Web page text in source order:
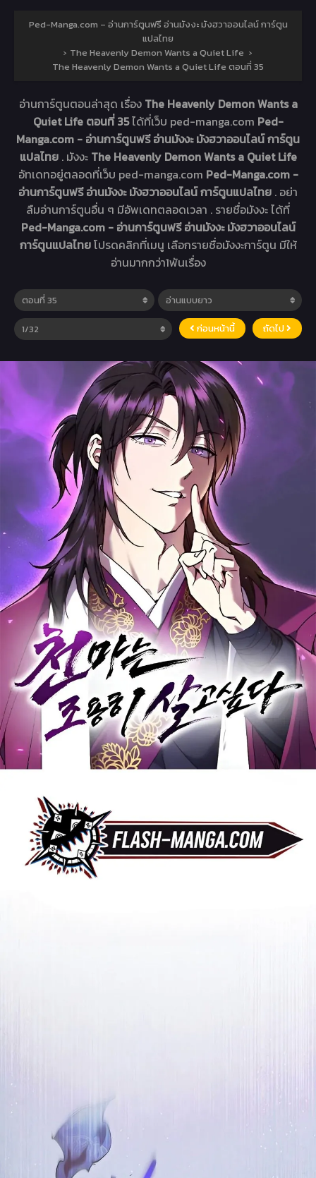
Ped-Manga.com – อ่านการ์ตูนฟรี อ่านมังงะ มังฮวาออนไลน์ การ์ตูน
แปลไทย
› The Heavenly Demon Wants a Quiet Life ›
The Heavenly Demon Wants a Quiet Life ตอนที่ 35
อ่านการ์ตูนตอนล่าสุด เรื่อง The Heavenly Demon Wants a
Quiet Life ตอนที่ 35ได้ที่เว็บ ped-manga.com Ped-
Manga.com - อ่านการ์ตูนฟรี อ่านมังงะ มังฮวาออนไลน์ การ์ตูน
แปลไทย . มังงะ The Heavenly Demon Wants a Quiet Life
อัทเดทอยู่ตลอดที่เว็บ ped-manga.com Ped-Manga.com -
อ่านการ์ตูนฟรี อ่านมังงะ มังฮวาออนไลน์ การ์ตูนแปลไทย . อย่า
ลืมอ่านการ์ตูนอื่น ๆ มีอัพเดทตลอดเวลา . รายชื่อมังงะ ได้ที่
Ped-Manga.com - อ่านการ์ตูนฟรี อ่านมังงะ มังฮวาออนไลน์
การ์ตูนแปลไทยโปรดคลิกที่เมนู เลือกรายชื่อมังงะการ์ตูน มีให้
อ่านมากกว่า1พันเรื่อง
ก่อนหน้านี้ ถัดไป